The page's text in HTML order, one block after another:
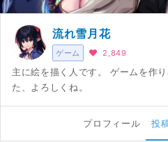
ゲーム
流れ雪月花
2,849
主に絵を描く人です。 ゲームを作
た、よろしくね。
プロフィール 投